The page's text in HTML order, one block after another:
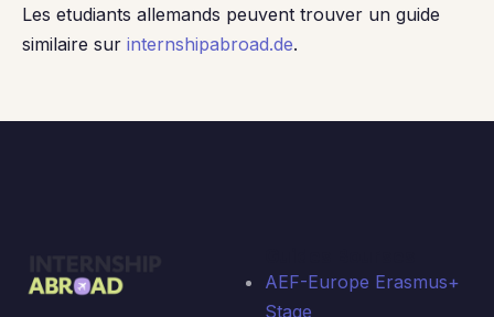
Les etudiants allemands peuvent trouver un guide
similaire sur internshipabroad.de.
AEF-Europe Erasmus+
Stage